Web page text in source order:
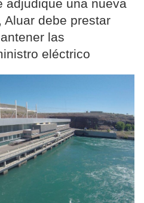
adjudique una nueva
Aluar debe prestar
las
eléctrico